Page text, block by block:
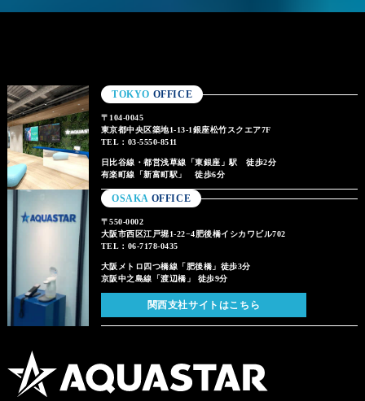
TOKYO OFFICE
〒104-0045
東京都中央区築地1-13-1銀座松竹スクエア7F
TEL：03-5550-8511
日比谷線・都営浅草線「東銀座」駅 徒歩2分
有楽町線「新富町駅」 徒歩6分
OSAKA OFFICE
〒550-0002
大阪市西区江戸堀1-22−4肥後橋イシカワビル702
TEL：06-7178-0435
大阪メトロ四つ橋線「肥後橋」徒歩3分
京阪中之島線「渡辺橋」 徒歩9分
関西支社サイトはこちら